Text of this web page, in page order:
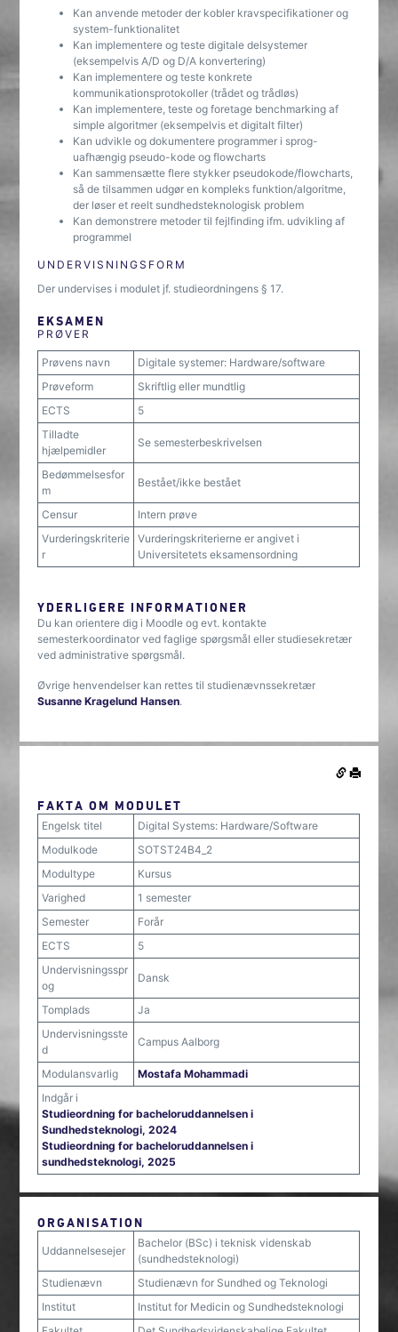
Kan anvende metoder der kobler kravspecifikationer og
system-funktionalitet
Kan implementere og teste digitale delsystemer
(eksempelvis A/D og D/A konvertering)
Kan implementere og teste konkrete
kommunikationsprotokoller (trådet og trådløs)
Kan implementere, teste og foretage benchmarking af
simple algoritmer (eksempelvis et digitalt filter)
Kan udvikle og dokumentere programmer i sprog-
uafhængig pseudo-kode og flowcharts
Kan sammensætte flere stykker pseudokode/flowcharts,
så de tilsammen udgør en kompleks funktion/algoritme,
der løser et reelt sundhedsteknologisk problem
Kan demonstrere metoder til fejlfinding ifm. udvikling af
programmel
UNDERVISNINGSFORM
Der undervises i modulet jf. studieordningens § 17.
EKSAMEN
PRØVER
Prøvens navn
Digitale systemer: Hardware/software
Prøveform
Skriftlig eller mundtlig
ECTS
5
Tilladte
hjælpemidler
Se semesterbeskrivelsen
Bedømmelsesfor
m
Bestået/ikke bestået
Censur
Intern prøve
Vurderingskriterie
r
Vurderingskriterierne er angivet i
Universitetets eksamensordning
YDERLIGERE INFORMATIONER
Du kan orientere dig i Moodle og evt. kontakte
semesterkoordinator ved faglige spørgsmål eller studiesekretær
ved administrative spørgsmål.
Øvrige henvendelser kan rettes til studienævnssekretær
Susanne Kragelund Hansen.
FAKTA OM MODULET
Engelsk titel
Digital Systems: Hardware/Software
Modulkode
SOTST24B4_2
Modultype
Kursus
Varighed
1 semester
Semester
Forår
ECTS
5
Undervisningsspr
og
Dansk
Tomplads
Ja
Undervisningsste
d
Campus Aalborg
Modulansvarlig
Mostafa Mohammadi
Indgår i
Studieordning for bacheloruddannelsen i
Sundhedsteknologi, 2024
Studieordning for bacheloruddannelsen i
sundhedsteknologi, 2025
ORGANISATION
Uddannelsesejer
Bachelor (BSc) i teknisk videnskab
(sundhedsteknologi)
Studienævn
Studienævn for Sundhed og Teknologi
Institut
Institut for Medicin og Sundhedsteknologi